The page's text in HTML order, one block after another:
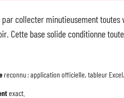
collecter minutieusement toutes
Cette base solide conditionne
reconnu : application officielle, tableur
exact.